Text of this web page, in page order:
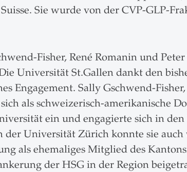
Sie wurde von der CVP-GLP-
Fisher, René Romanin und
Universität St.Gallen dankt den
Engagement. Sally Gschwend-
als schweizerisch-amerikanische
ein und engagierte sich in
der Universität Zürich konnte sie
als ehemaliges Mitglied des
der HSG in der Region